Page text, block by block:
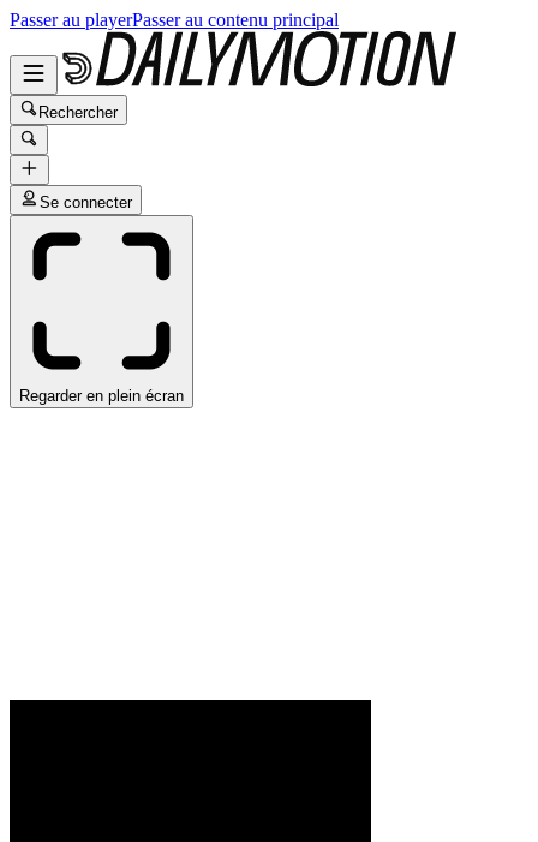
Passer au playerPasser au contenu principal
Rechercher
Se connecter
Regarder en plein écran